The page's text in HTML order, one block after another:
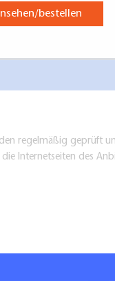
bestellen
regelmäßig geprüft
Internetseiten des